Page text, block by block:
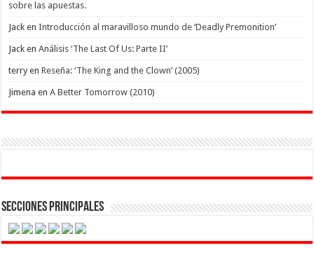
sobre las apuestas.
Jack enIntroducción al maravilloso mundo de ‘Deadly Premonition’
Jack enAnálisis ‘The Last Of Us: Parte II’
terryenReseña: ‘The King and the Clown’ (2005)
Jimena enA Better Tomorrow (2010)
Secciones Principales